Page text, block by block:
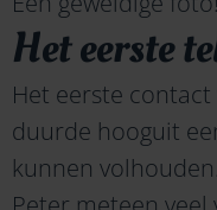
Het eerste
Het eerste
duurde hooguit
kunnen